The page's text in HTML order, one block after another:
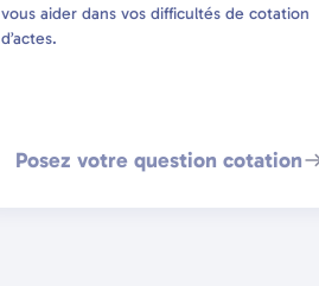
vous aider dans vos difficultés de cotation
d’actes.
Posez votre question cotation